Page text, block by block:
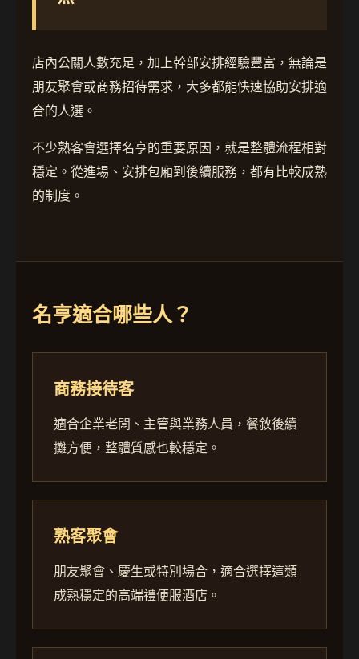
店內公關人數充足，加上幹部安排經驗豐富，無論是
朋友聚會或商務招待需求，大多都能快速協助安排適
合的人選。
不少熟客會選擇名亨的重要原因，就是整體流程相對
穩定。從進場、安排包廂到後續服務，都有比較成熟
的制度。
名亨適合哪些人？
商務接待客
適合企業老闆、主管與業務人員，餐敘後續
攤方便，整體質感也較穩定。
熟客聚會
朋友聚會、慶生或特別場合，適合選擇這類
成熟穩定的高端禮便服酒店。